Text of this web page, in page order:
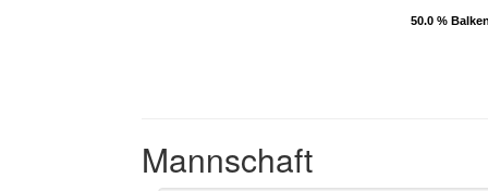
50.0 %
50.0 %
Mannschaft